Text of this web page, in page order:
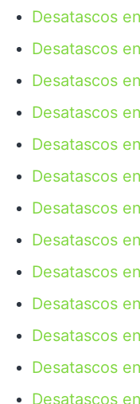
Desatascos
Desatascos
Desatascos
Desatascos
Desatascos
Desatascos
Desatascos
Desatascos
Desatascos
Desatascos
Desatascos
Desatascos
Desatascos